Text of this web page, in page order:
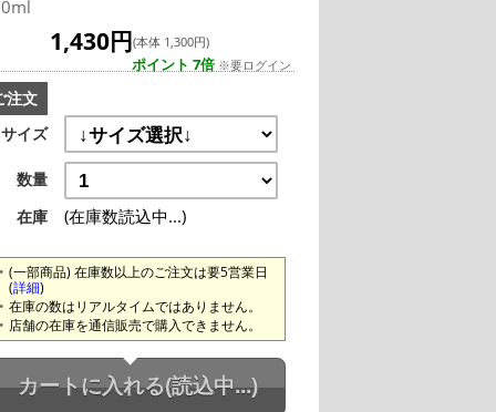
1,430円(本体 1,300円)
ポイント 7倍 ※要ログイン
注文
サイズ
数量
在庫
(在庫数読込中...)
(一部商品) 在庫数以上のご注文は要5営業日
(詳細)
在庫の数はリアルタイムではありません。
店舗の在庫を通信販売で購入できません。
カートに入れる(読込中...)